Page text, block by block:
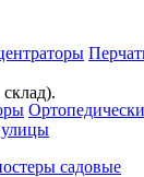
садовые